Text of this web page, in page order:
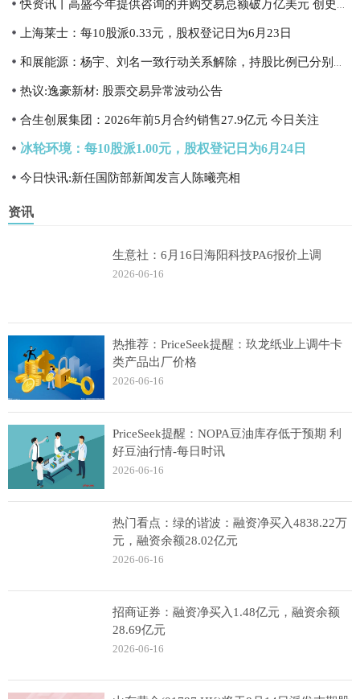
上海莱士：每10股派0.33元，股权登记日为6月23日
热议:逸豪新材: 股票交易异常波动公告
合生创展集团：2026年前5月合约销售27.9亿元 今日关注
冰轮环境：每10股派1.00元，股权登记日为6月24日
今日快讯:新任国防部新闻发言人陈曦亮相
资讯
生意社：6月16日海阳科技PA6报价上调
2026-06-16
热推荐：PriceSeek提醒：玖龙纸业上调牛卡
类产品出厂价格
2026-06-16
PriceSeek提醒：NOPA豆油库存低于预期 利
好豆油行情-每日时讯
2026-06-16
热门看点：绿的谐波：融资净买入4838.22万
元，融资余额28.02亿元
2026-06-16
招商证券：融资净买入1.48亿元，融资余额
28.69亿元
2026-06-16